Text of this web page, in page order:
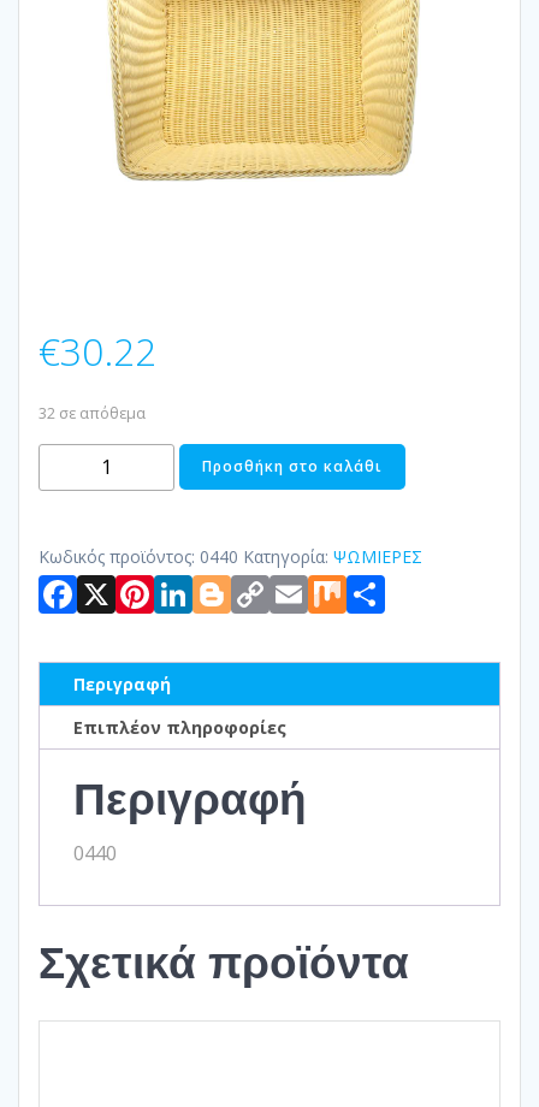
€30.22
32 σε απόθεμα
ΨΩΜΙΕΡΑ
ΜΠΟΥΦΕ
HOTELIA
ποσότητα
Προσθήκη στο καλάθι
Κωδικός προϊόντος: 0440 Κατηγορία: ΨΩΜΙΕΡΕΣ
Facebook
X Pinterest
LinkedIn
Blogger
Copy
Link
Email
Mix
Περιγραφή
Επιπλέον πληροφορίες
Περιγραφή
0440
Σχετικά προϊόντα